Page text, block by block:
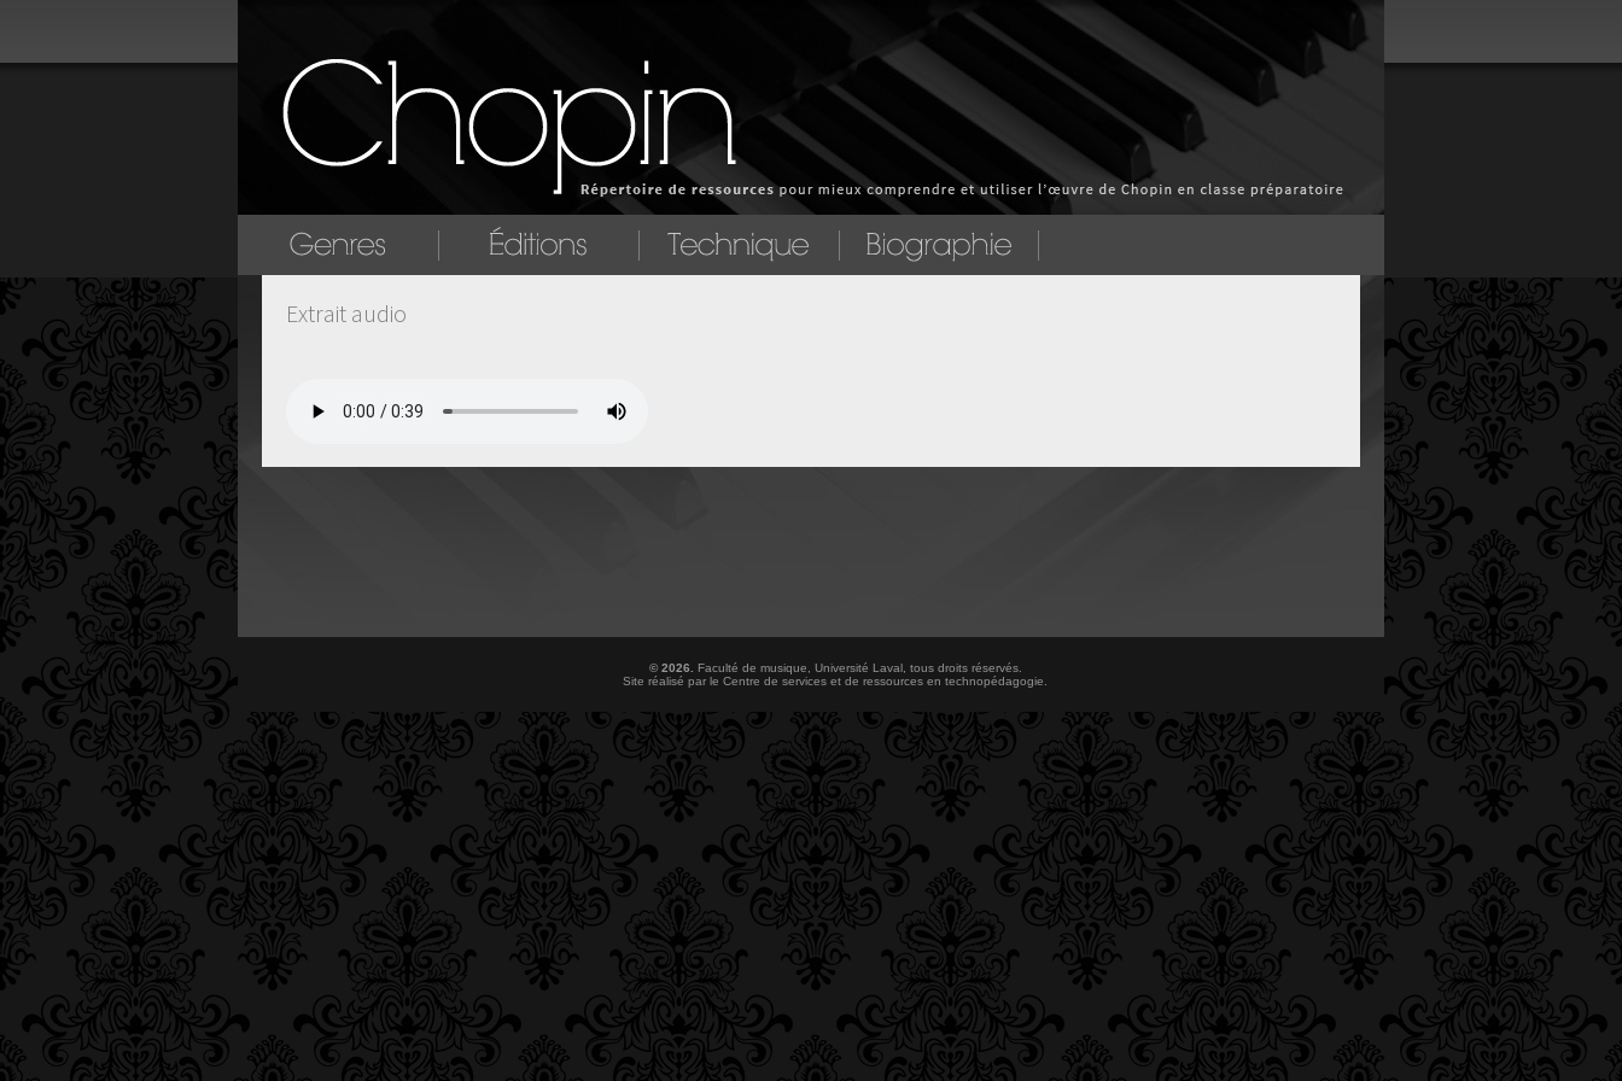
Extrait audio
© 2026. Faculté de musique Université Laval, tous droits réservés.
Site réalisé par le Centre de services et de ressources en technopédagogie